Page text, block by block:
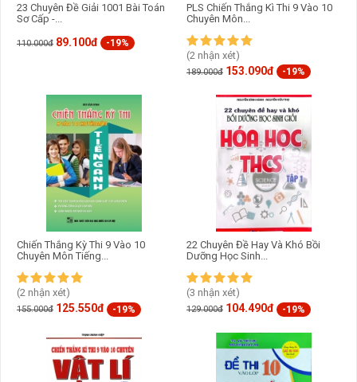
23 Chuyên Đề Giải 1001 Bài Toán
Sơ Cấp -...
110.000đ 89.100đ -19%
PLS Chiến Thắng Kì Thi 9 Vào 10
Chuyên Môn...
(2 nhận xét)
189.000đ 153.090đ -19%
Chiến Thắng Kỳ Thi 9 Vào 10
Chuyên Môn Tiếng...
(2 nhận xét)
155.000đ 125.550đ -19%
22 Chuyên Đề Hay Và Khó Bồi
Dưỡng Học Sinh...
(3 nhận xét)
129.000đ 104.490đ -19%